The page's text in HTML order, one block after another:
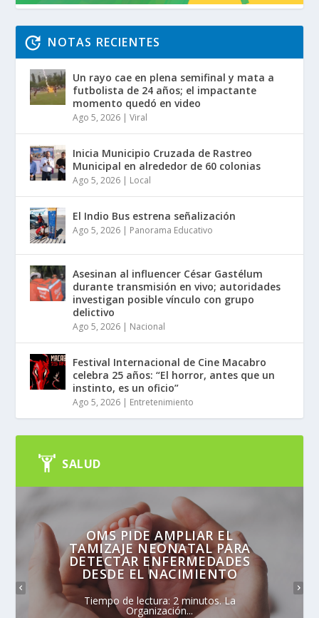
NOTAS RECIENTES
Un rayo cae en plena semifinal y mata a
futbolista de 24 años; el impactante
momento quedó en video
Ago 5, 2026 |Viral
Inicia Municipio Cruzada de Rastreo
Municipal en alrededor de 60 colonias
Ago 5, 2026 | Local
El Indio Bus estrena señalización
Ago 5, 2026 | Panorama Educativo
Asesinan al influencer César Gastélum
durante transmisión en vivo; autoridades
investigan posible vínculo con grupo
delictivo
Ago 5, 2026 | Nacional
Festival Internacional de Cine Macabro
celebra 25 años: “El horror, antes que un
instinto, es un oficio”
Ago 5, 2026 | Entretenimiento
SALUD
OMS PIDE AMPLIAR EL
TAMIZAJE NEONATAL PARA
DETECTAR ENFERMEDADES
DESDE EL NACIMIENTO
Tiempo de lectura: 2 minutos. La
Organización...